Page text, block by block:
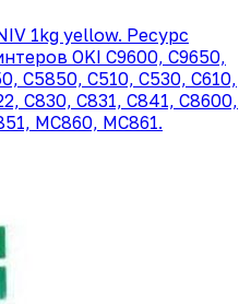
1kg yellow. Ресурс
OKI C9600, C9650,
C5850, C510, C530, C610,
C830, C831, C841, C8600,
MC860, MC861.